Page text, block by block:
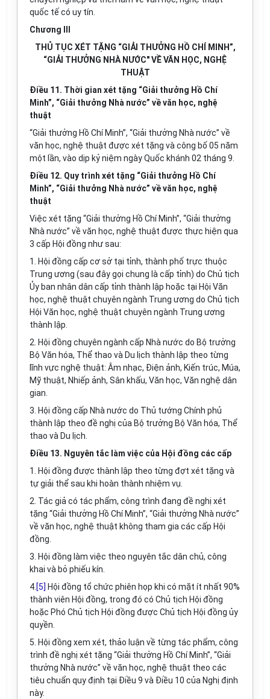
quốc tế có uy tín.
Chương III
THỦ TỤC XÉT TẶNG “GIẢI THƯỞNG HỒ CHÍ MINH”,
“GIẢI THƯỞNG NHÀ NƯỚC" VỀ VĂN HỌC, NGHỆ
THUẬT
Điều 11. Thời gian xét tặng “Giải thưởng Hồ Chí
Minh”, “Giải thưởng Nhà nước” về văn học, nghệ
thuật
“Giải thưởng Hồ Chí Minh”, “Giải thưởng Nhà nước” về
văn học, nghệ thuật được xét tặng và công bố 05 năm
một lần, vào dịp kỷ niệm ngày Quốc khánh 02 tháng 9.
Điều 12. Quy trình xét tặng “Giải thưởng Hồ Chí
Minh”, “Giải thưởng Nhà nước” về văn học, nghệ
thuật
Việc xét tặng “Giải thưởng Hồ Chí Minh”, “Giải thưởng
Nhà nước” về văn học, nghệ thuật được thực hiện qua
3 cấp Hội đồng như sau:
1. Hội đồng cấp cơ sở tại tỉnh, thành phố trực thuộc
Trung ương (sau đây gọi chung là cấp tỉnh) do Chủ tịch
Ủy ban nhân dân cấp tỉnh thành lập hoặc tại Hội Văn
học, nghệ thuật chuyên ngành Trung ương do Chủ tịch
Hội Văn học, nghệ thuật chuyên ngành Trung ương
thành lập.
2. Hội đồng chuyên ngành cấp Nhà nước do Bộ trưởng
Bộ Văn hóa, Thể thao và Du lịch thành lập theo từng
lĩnh vực nghệ thuật: Âm nhạc, Điện ảnh, Kiến trúc, Múa,
Mỹ thuật, Nhiếp ảnh, Sân khấu, Văn học, Văn nghệ dân
gian.
3. Hội đồng cấp Nhà nước do Thủ tướng Chính phủ
thành lập theo đề nghị của Bộ trưởng Bộ Văn hóa, Thể
thao và Du lịch.
Điều 13. Nguyên tắc làm việc của Hội đồng các cấp
1. Hội đồng được thành lập theo từng đợt xét tặng và
tự giải thể sau khi hoàn thành nhiệm vụ.
2. Tác giả có tác phẩm, công trình đang đề nghị xét
tặng “Giải thưởng Hồ Chí Minh”, “Giải thưởng Nhà nước”
về văn học, nghệ thuật không tham gia các cấp Hội
đồng.
3. Hội đồng làm việc theo nguyên tắc dân chủ, công
khai và bỏ phiếu kín.
4. [5] Hội đồng tổ chức phiên họp khi có mặt ít nhất 90%
thành viên Hội đồng, trong đó có Chủ tịch Hội đồng
hoặc Phó Chủ tịch Hội đồng được Chủ tịch Hội đồng ủy
quyền.
5. Hội đồng xem xét, thảo luận về từng tác phẩm, công
trình đề nghị xét tặng “Giải thưởng Hồ Chí Minh”, “Giải
thưởng Nhà nước” về văn học, nghệ thuật theo các
tiêu chuẩn quy định tại Điều 9 và Điều 10 của Nghị định
này.